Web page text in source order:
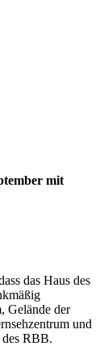
mit
das Haus des
Gelände der
und
des RBB.